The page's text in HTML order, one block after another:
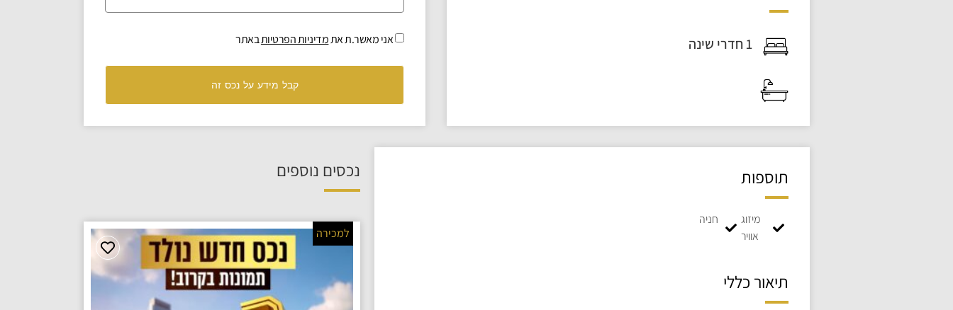
1 חדרי שינה אני מאשר.ת אתמדיניות הפרטיותבאתר
קבל מידע על נכס זה
תוספות
מיזוג
אוויר
חניה
תיאור כללי
נכסים נוספים
למכירה